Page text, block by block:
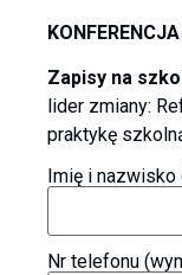
Zapisy na
lider zmiany:
praktykę
Imię i nazwisko
Nr telefonu